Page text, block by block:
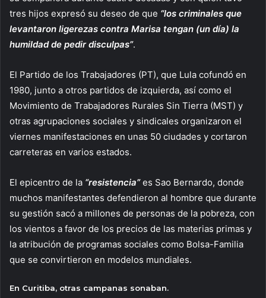
tres hijos expresó su deseo de que “los criminales que
levantaron ligerezas contra Marisa tengan (un día) la
humildad de pedir disculpas”.
El Partido de los Trabajadores (PT), que Lula cofundó en
1980, junto a otros partidos de izquierda, así como el
Movimiento de Trabajadores Rurales Sin Tierra (MST) y
otras agrupaciones sociales y sindicales organizaron el
viernes manifestaciones en unas 50 ciudades y cortaron
carreteras en varios estados.
El epicentro de la “resistencia” es Sao Bernardo, donde
muchos manifestantes defendieron al hombre que durante
su gestión sacó a millones de personas de la pobreza, con
los vientos a favor de los precios de las materias primas y
la atribución de programas sociales como Bolsa-Familia
que se convirtieron en modelos mundiales.
En Curitiba, otras campanas sonaban.